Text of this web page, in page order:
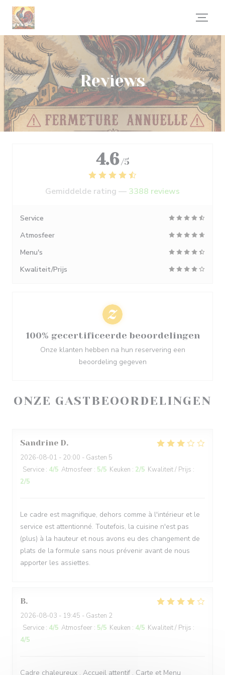
Cookies beheer paneel
Reviews
ONZE GASTBEOORDELINGEN
Sandrine D
2026-08-01 - 20:00 - Gasten 5
Service : 4/5 Atmosfeer : 5/5 Keuken : 2/5 Kwaliteit / Prijs :
2/5
Le cadre est magnifique, dehors comme à l'intérieur et le
service est attentionné. Toutefois, la cuisine n'est pas
(plus) à la hauteur et nous avons eu des changement de
plats de la formule sans nous prévenir avant de nous
apporter les assiettes.
B
2026-08-03 - 19:45 - Gasten 2
Service : 4/5 Atmosfeer : 5/5 Keuken : 4/5 Kwaliteit / Prijs :
4/5
Cadre chaleureux , Accueil attentif , Carte et Menu
4.6 /5
Gemiddelde rating — 3388 reviews
Service
Atmosfeer
Menu's
Kwaliteit/Prijs
100% gecertificeerde beoordelingen
Onze klanten hebben na hun reservering een
beoordeling gegeven